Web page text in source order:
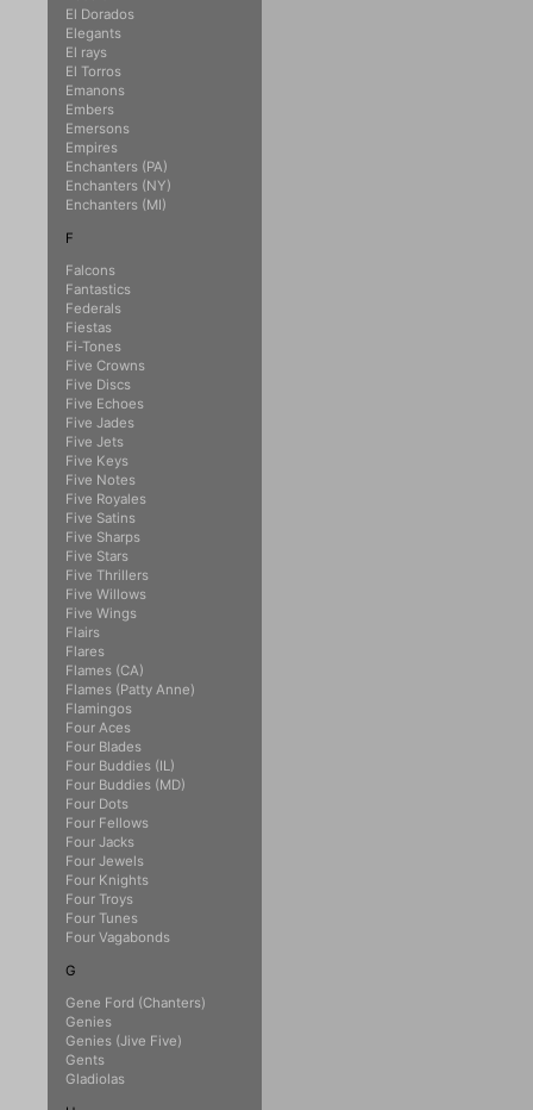
El Dorados
Elegants
El rays
El Torros
Emanons
Embers
Emersons
Empires
Enchanters (PA)
Enchanters (NY)
Enchanters (MI)
F
Falcons
Fantastics
Federals
Fiestas
Fi-Tones
Five Crowns
Five Discs
Five Echoes
Five Jades
Five Jets
Five Keys
Five Notes
Five Royales
Five Satins
Five Sharps
Five Stars
Five Thrillers
Five Willows
Five Wings
Flairs
Flares
Flames (CA)
Flames (Patty Anne)
Flamingos
Four Aces
Four Blades
Four Buddies (IL)
Four Buddies (MD)
Four Dots
Four Fellows
Four Jacks
Four Jewels
Four Knights
Four Troys
Four Tunes
Four Vagabonds
G
Gene Ford (Chanters)
Genies
Genies (Jive Five)
Gents
Gladiolas